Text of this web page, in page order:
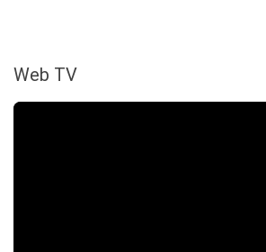
Web TV